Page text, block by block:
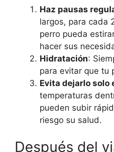
Haz pausas
largos, para cada
perro pueda
hacer sus
Hidratación:
para evitar que tu
Evita dejarlo solo
temperaturas
pueden subir
riesgo su salud.
Después del